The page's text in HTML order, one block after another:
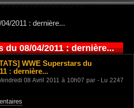
2011 : dernière...
du 08/04/2011 : dernière...
WWE Superstars du
: dernière...
08 Avril 2011 à 10h07 par - Lu 2247